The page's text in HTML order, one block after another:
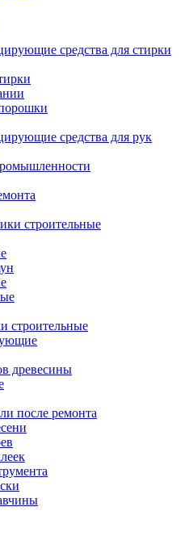
средства для стирки
средства для рук
строительные
строительные
древесины
после ремонта